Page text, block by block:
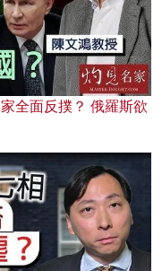
全面反撲？ 俄羅斯欲